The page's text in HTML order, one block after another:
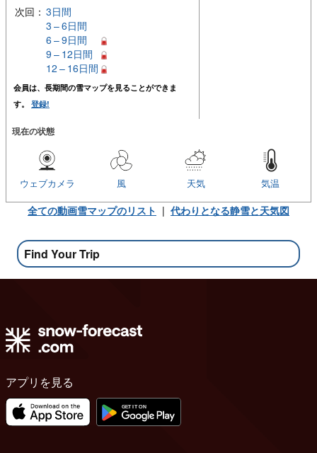
次回： 3日間
3 – 6日間
6 – 9日間
9 – 12日間
12 – 16日間
会員は、長期間の雪マップを見ることができま
す。 登録!
現在の状態
気温
天気
風
ウェブカメラ
全ての動画雪マップのリスト | 代わりとなる静雪と天気図
Find Your Trip
アプリを見る